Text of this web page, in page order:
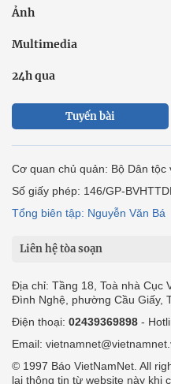
Ảnh
Multimedia
24h qua
Tuyến bài
Cơ quan chủ quản: Bộ Dân tộc
Số giấy phép: 146/GP-
Tổng biên tập: Nguyễn Văn Bá
Liên hệ tòa soạn
Địa chỉ: Tầng 18, Toà nhà Cục
Đình Nghệ, phường Cầu Giấy,
Điện thoại: 02439369898 -
Email:
© 1997 Báo VietNamNet. All
lại thông tin từ website này khi